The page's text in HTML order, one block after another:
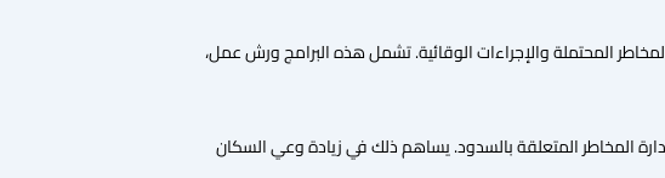
المحتملة والإجراءات الوقائية. تشمل هذه البرامج ورش عمل،
المخاطر المتعلقة بالسدود. يساهم ذلك في زيادة وعي السكان